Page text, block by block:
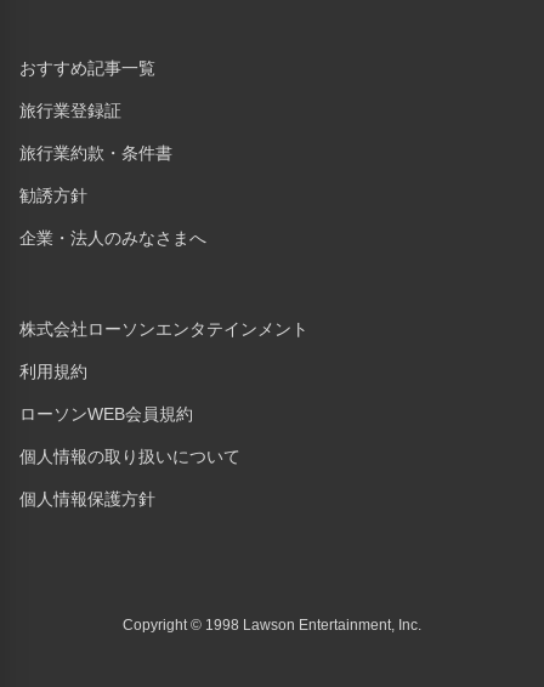
おすすめ記事一覧
旅行業登録証
旅行業約款・条件書
勧誘方針
企業・法人のみなさまへ
株式会社ローソンエンタテインメント
利用規約
ローソンWEB会員規約
個人情報の取り扱いについて
個人情報保護方針
Copyright © 1998 Lawson Entertainment, Inc.